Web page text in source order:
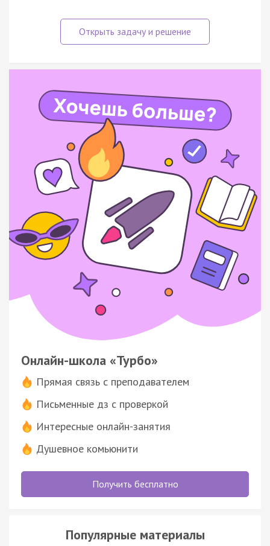
Онлайн-школа «Турбо»
Прямая связь с преподавателем
Письменные дз с проверкой
Интересные онлайн-занятия
Душевное комьюнити
Получить бесплатно
Популярные материалы